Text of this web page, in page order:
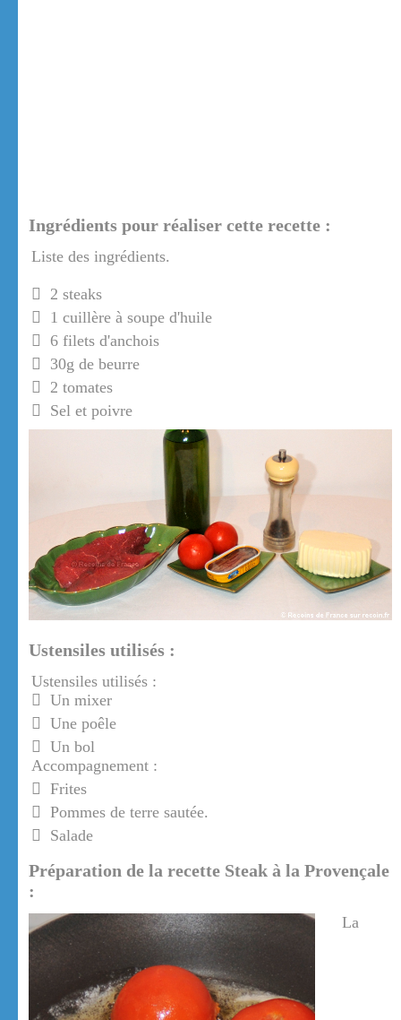
Ingrédients pour réaliser cette recette :
Liste des ingrédients.
2 steaks
1 cuillère à soupe d'huile
6 filets d'anchois
30g de beurre
2 tomates
Sel et poivre
Ustensiles utilisés :
Ustensiles utilisés :
Un mixer
Une poêle
Un bol
Accompagnement :
Frites
Pommes de terre sautée.
Salade
Préparation de la recette Steak à la Provençale
:
La